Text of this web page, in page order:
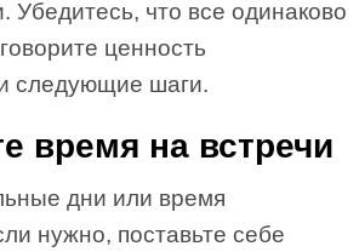
Убедитесь, что все одинаково
ценность
следующие шаги.
время на встречи
дни или время
нужно, поставьте себе